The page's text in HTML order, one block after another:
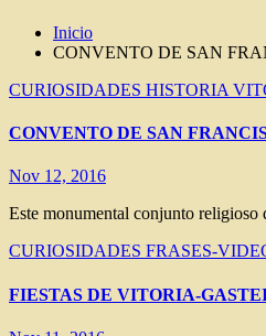
Inicio
CONVENTO DE SAN
CURIOSIDADES HISTORIA
CONVENTO DE SAN
Nov 12, 2016
Este monumental conjunto
CURIOSIDADES FRASES-
FIESTAS DE VITORIA-